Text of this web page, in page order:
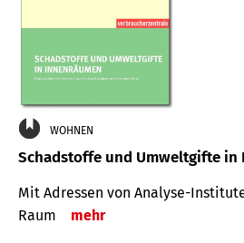
WOHNEN
Schadstoffe und Umweltgifte in
Mit Adressen von Analyse-
Raum
mehr